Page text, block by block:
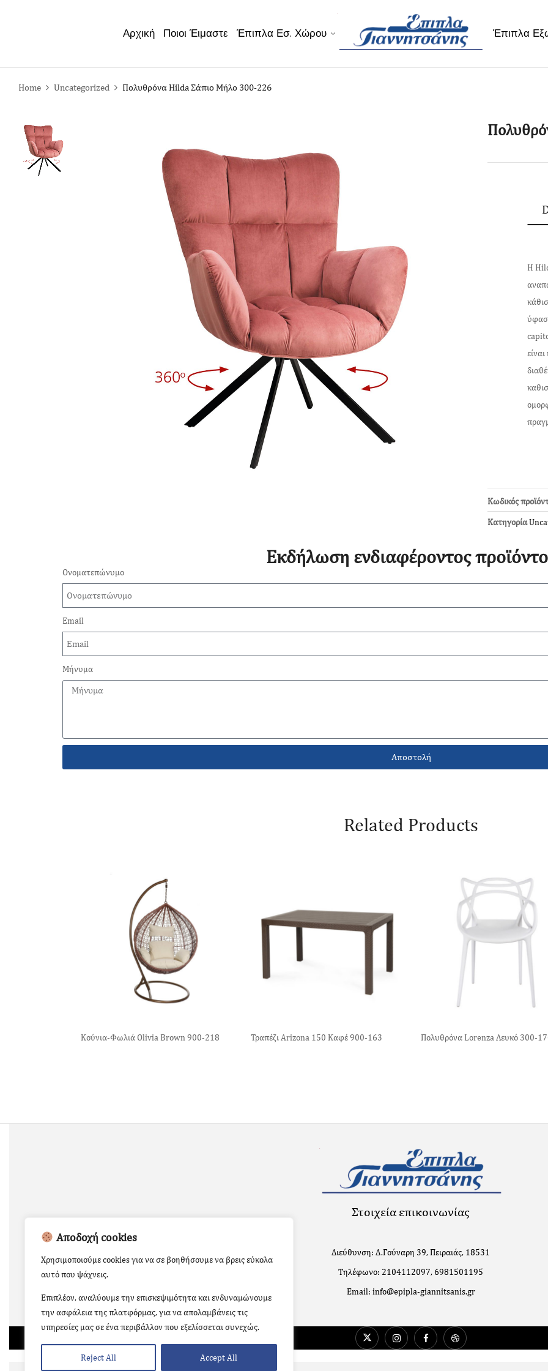
Αποδοχή cookies
Χρησιμοποιούμε cookies για να σε βοηθήσουμε να βρεις εύκολα
αυτό που ψάχνεις.
Επιπλέον, αναλύουμε την επισκεψιμότητα και ενδυναμώνουμε
την ασφάλεια της πλατφόρμας, για να απολαμβάνεις τις
υπηρεσίες μας σε ένα περιβάλλον που εξελίσσεται συνεχώς.
Reject All Accept All
Αρχική Ποιοι Έιμαστε Έπιπλα Εσ. Χώρου Έπιπλα
Home Uncategorized Πολυθρόνα Hilda Σάπιο Μήλο 300-226
Η
Κωδικός
Κατηγορία
Εκδήλωση ενδιαφέροντος
Ονοματεπώνυμο
Email
Μήνυμα
Αποστολή
Related Products
Κούνια-Φωλιά Olivia Brown 900-218 Τραπέζι Arizona 150 Καφέ 900-163 Πολυθρόνα Lorenza Λευκό 300-
Στοιχεία επικοινωνίας
Διεύθυνση: Δ.Γούναρη 39, Πειραιάς, 18531
Τηλέφωνο: 2104112097, 6981501195
Email: info@epipla-giannitsanis.gr